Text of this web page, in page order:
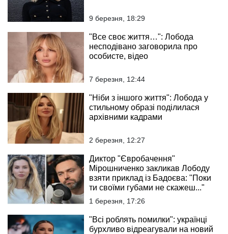
9 березня, 18:29
"Все своє життя…": Лобода
несподівано заговорила про
особисте, відео
7 березня, 12:44
"Ніби з іншого життя": Лобода у
стильному образі поділилася
архівними кадрами
2 березня, 12:27
Диктор "Євробачення"
Мірошниченко закликав Лободу
взяти приклад із Бадоєва: "Поки
ти своїми губами не скажеш..."
1 березня, 17:26
"Всі роблять помилки": українці
бурхливо відреагували на новий